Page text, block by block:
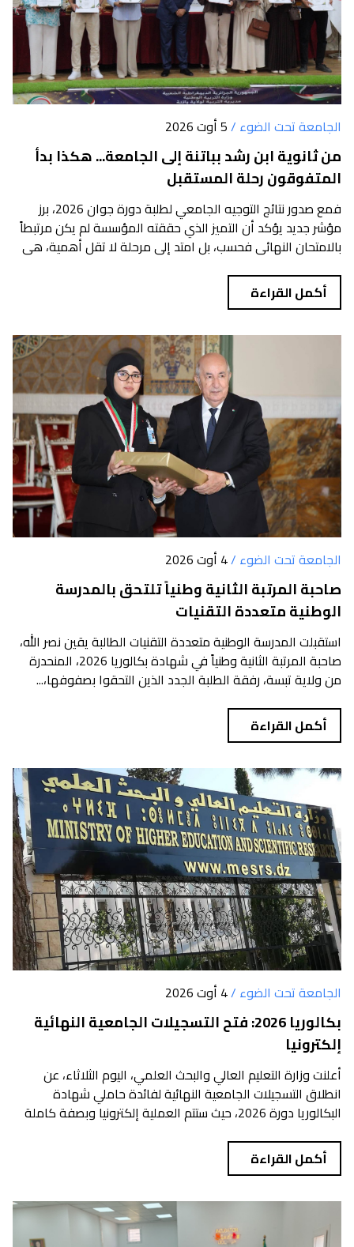
الجامعة تحت الضوء /5 أوت 2026
من ثانوية ابن رشد بباتنة إلى الجامعة... هكذا بدأ
المتفوقون رحلة المستقبل
فمع صدور نتائج التوجيه الجامعي لطلبة دورة جوان 2026، برز
مؤشر جديد يؤكد أن التميز الذي حققته المؤسسة لم يكن مرتبطاً
بالامتحان النهائي فحسب، بل امتد إلى مرحلة لا تقل أهمية، هي
أكمل القراءة
الجامعة تحت الضوء /4 أوت 2026
صاحبة المرتبة الثانية وطنياً تلتحق بالمدرسة
الوطنية متعددة التقنيات
استقبلت المدرسة الوطنية متعددة التقنيات الطالبة يقين نصر الله،
صاحبة المرتبة الثانية وطنياً في شهادة بكالوريا 2026، المنحدرة
من ولاية تبسة، رفقة الطلبة الجدد الذين التحقوا بصفوفها،...
أكمل القراءة
الجامعة تحت الضوء /4 أوت 2026
بكالوريا 2026: فتح التسجيلات الجامعية النهائية
إلكترونيا
أعلنت وزارة التعليم العالي والبحث العلمي، اليوم الثلاثاء، عن
انطلاق التسجيلات الجامعية النهائية لفائدة حاملي شهادة
البكالوريا دورة 2026، حيث ستتم العملية إلكترونيا وبصفة كاملة
أكمل القراءة